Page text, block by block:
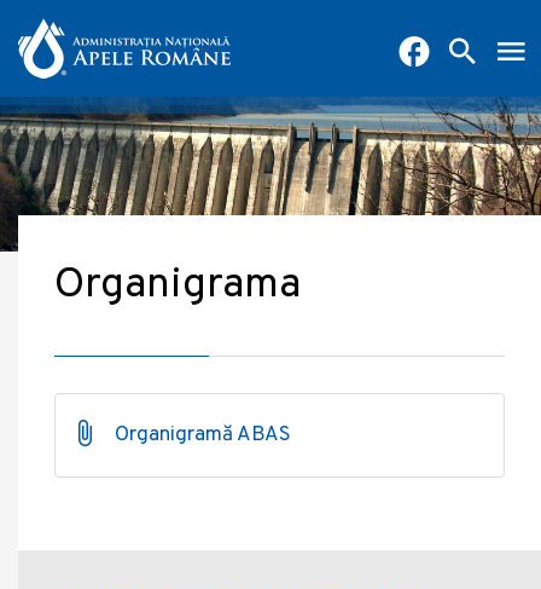
Organigrama
Organigramă ABAS